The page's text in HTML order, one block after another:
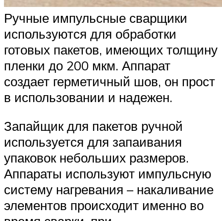
Ручные импульсные сварщики
используются для обработки
готовых пакетов, имеющих толщину
пленки до 200 мкм. Аппарат
создает герметичный шов, он прост
в использовании и надежен.
Запайщик для пакетов ручной
используется для запаивания
упаковок небольших размеров.
Аппараты используют импульсную
систему нагревания – накаливание
элементов происходит именно во